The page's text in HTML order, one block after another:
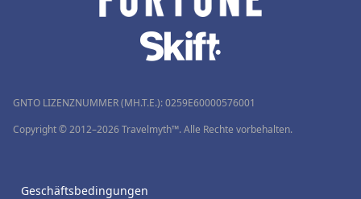
GNTO LIZENZNUMMER (MH.T.E.): 0259Ε60000576001
Copyright © 2012–2026 Travelmyth™. Alle Rechte vorbehalten.
Geschäftsbedingungen